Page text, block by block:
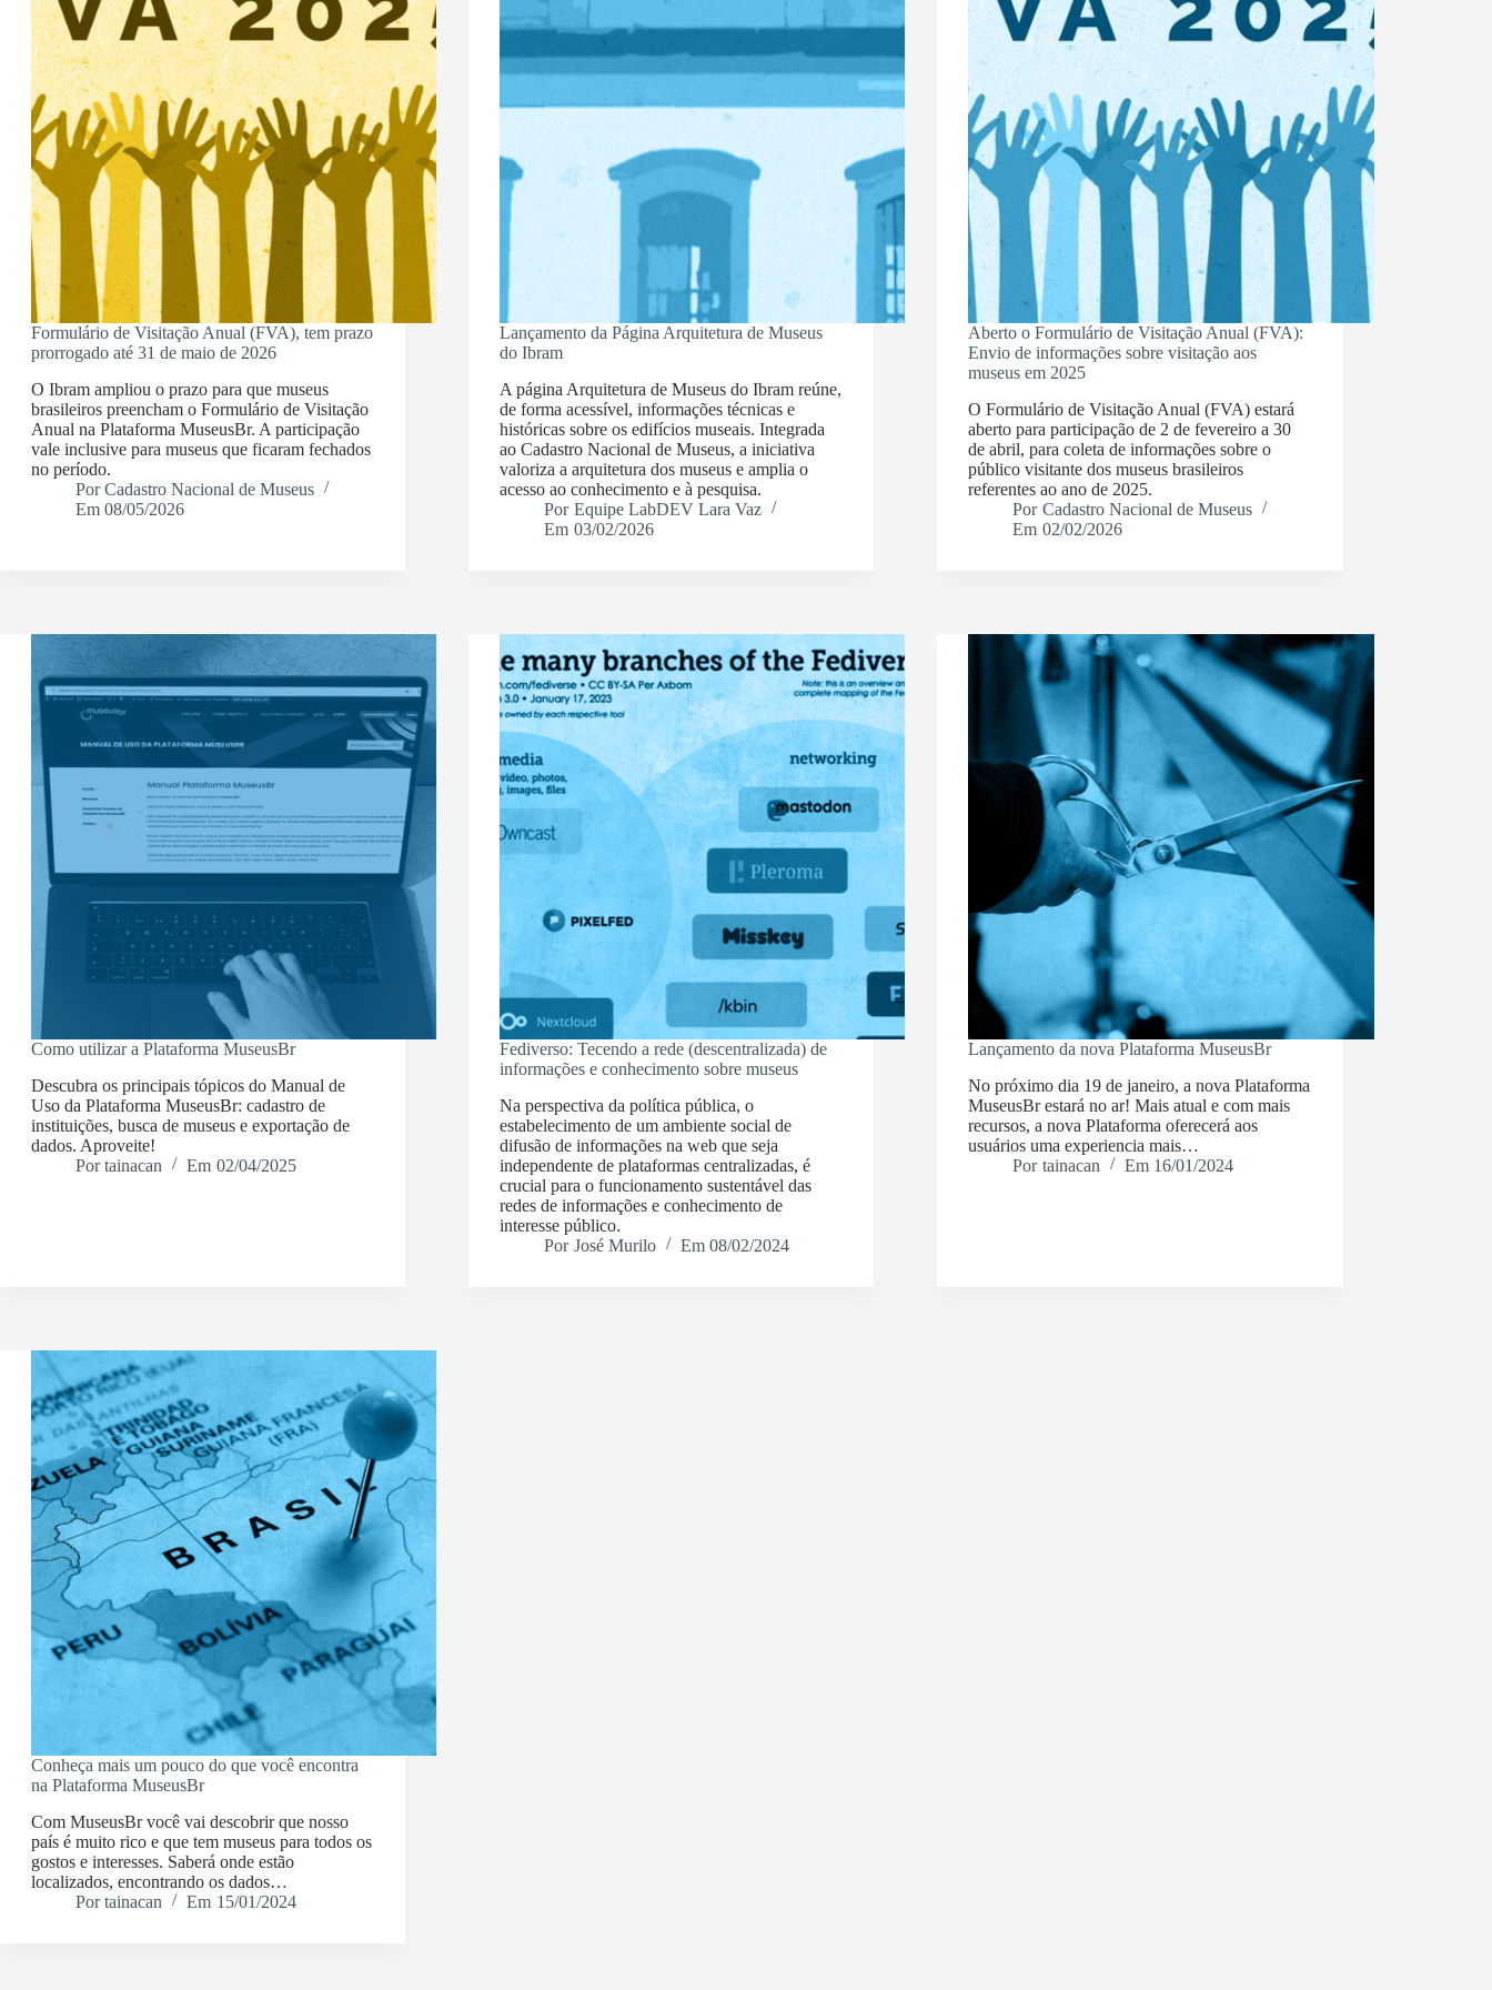
Formulário de Visitação Anual (FVA), tem prazo
prorrogado até 31 de maio de 2026
O Ibram ampliou o prazo para que museus
brasileiros preencham o Formulário de Visitação
Anual na Plataforma MuseusBr. A participação
vale inclusive para museus que ficaram fechados
no período.
Por Cadastro Nacional de Museus
Em 08/05/2026
Lançamento da Página Arquitetura de Museus
do Ibram
A página Arquitetura de Museus do Ibram reúne,
de forma acessível, informações técnicas e
históricas sobre os edifícios museais. Integrada
ao Cadastro Nacional de Museus, a iniciativa
valoriza a arquitetura dos museus e amplia o
acesso ao conhecimento e à pesquisa.
Por Equipe LabDEV Lara Vaz
Em 03/02/2026
Aberto o Formulário de Visitação Anual (FVA):
Envio de informações sobre visitação aos
museus em 2025
O Formulário de Visitação Anual (FVA) estará
aberto para participação de 2 de fevereiro a 30
de abril, para coleta de informações sobre o
público visitante dos museus brasileiros
referentes ao ano de 2025.
Por Cadastro Nacional de Museus
Em 02/02/2026
Como utilizar a Plataforma MuseusBr
Descubra os principais tópicos do Manual de
Uso da Plataforma MuseusBr: cadastro de
instituições, busca de museus e exportação de
dados. Aproveite!
Por tainacan Em 02/04/2025
Fediverso: Tecendo a rede (descentralizada) de
informações e conhecimento sobre museus
Na perspectiva da política pública, o
estabelecimento de um ambiente social de
difusão de informações na web que seja
independente de plataformas centralizadas, é
crucial para o funcionamento sustentável das
redes de informações e conhecimento de
interesse público.
Por José Murilo Em 08/02/2024
Lançamento da nova Plataforma MuseusBr
No próximo dia 19 de janeiro, a nova Plataforma
MuseusBr estará no ar! Mais atual e com mais
recursos, a nova Plataforma oferecerá aos
usuários uma experiencia mais…
Por tainacan Em 16/01/2024
Conheça mais um pouco do que você encontra
na Plataforma MuseusBr
Com MuseusBr você vai descobrir que nosso
país é muito rico e que tem museus para todos os
gostos e interesses. Saberá onde estão
localizados, encontrando os dados…
Por tainacan Em 15/01/2024